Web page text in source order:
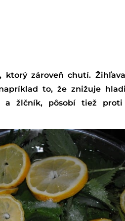
ktorý zároveň chutí.
to, že znižuje
a žlčník, pôsobí tiež